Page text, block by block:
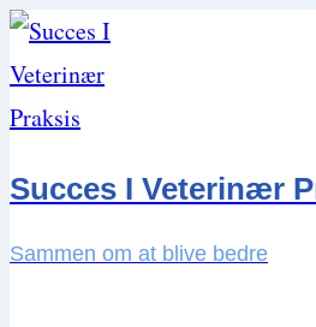
Skip
to
content
Succes I Veterinær
Sammen om at blive bedre